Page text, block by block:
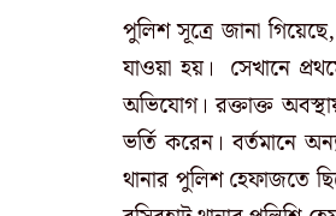
পুলিশ সূত্রে জানা
যাওয়া হয়। সেখানে
অভিযোগ। রক্তাক্ত
ভর্তি করেন। বর্তমানে
থানার পুলিশ হেফাজতে